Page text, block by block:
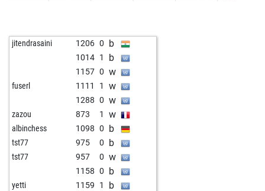
jitendrasaini 1206 0 b
1014 1 b
1157 0 w
fuserl 1111 1 w
1288 0 w
zazou 873 1 w
albinchess 1098 0 b
tst77 975 0 b
tst77 957 0 w
1158 0 b
yetti 1159 1 b